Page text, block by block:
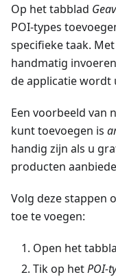
Op het tabblad
POI-types
specifieke taak.
handmatig
de applicatie wordt
Een voorbeeld van
kunt toevoegen is
handig zijn als u
producten
Volg deze stappen
toe te voegen:
Open het
Tik op hetPOI-